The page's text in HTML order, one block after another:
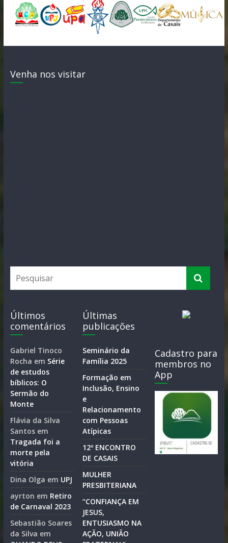
Venha nos visitar
Últimos
comentários
Gabriel Tinoco
Rocha em Série
de estudos
bíblicos: O
Sermão do
Monte
Flávia da Silva
Santosem
Tragada foi a
morte pela
vitória
Dina Olga em UPJ
ayrton em Retiro
de Carnaval 2023
Sebastião Soares
da Silva em
Últimas
publicações
Seminário da
Família 2025
Formação em
Inclusão, Ensino
e
Relacionamento
com Pessoas
Atípicas
12º ENCONTRO
DE CASAIS
MULHER
PRESBITERIANA
“CONFIANÇA EM
JESUS,
ENTUSIASMO NA
AÇÃO, UNIÃO
Cadastro para
membros no
App